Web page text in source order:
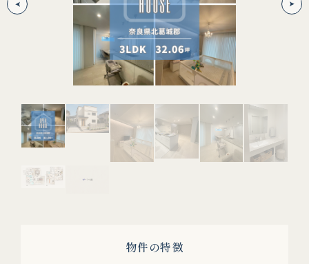
物件の特徴